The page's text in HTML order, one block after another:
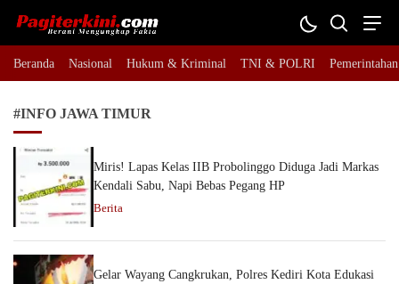
Pagiterkini.com
Berani Mengungkap Fakta
Beranda Nasional Hukum & Kriminal TNI & POLRI Pemerintahan
#INFO JAWA TIMUR
Miris! Lapas Kelas IIB Probolinggo Diduga Jadi Markas
Kendali Sabu, Napi Bebas Pegang HP
Berita
Gelar Wayang Cangkrukan, Polres Kediri Kota Edukasi